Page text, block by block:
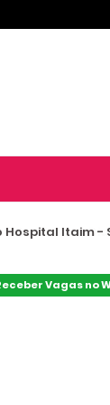
Itaim -
Vagas no